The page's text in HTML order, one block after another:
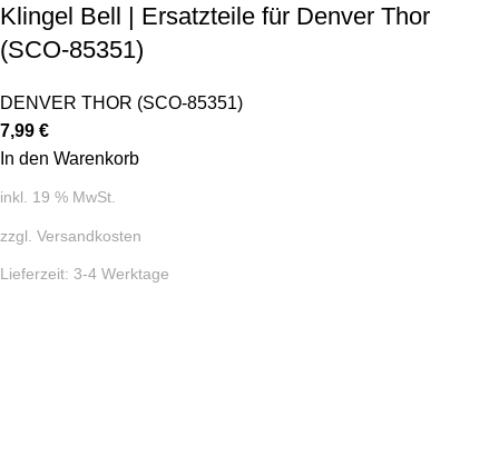
Klingel Bell | Ersatzteile für Denver Thor
(SCO-85351)
DENVER THOR (SCO-85351)
7,99 €
In den Warenkorb
inkl. 19 % MwSt.
zzgl. Versandkosten
Lieferzeit: 3-4 Werktage